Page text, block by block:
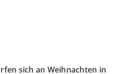
sich an Weihnachten in